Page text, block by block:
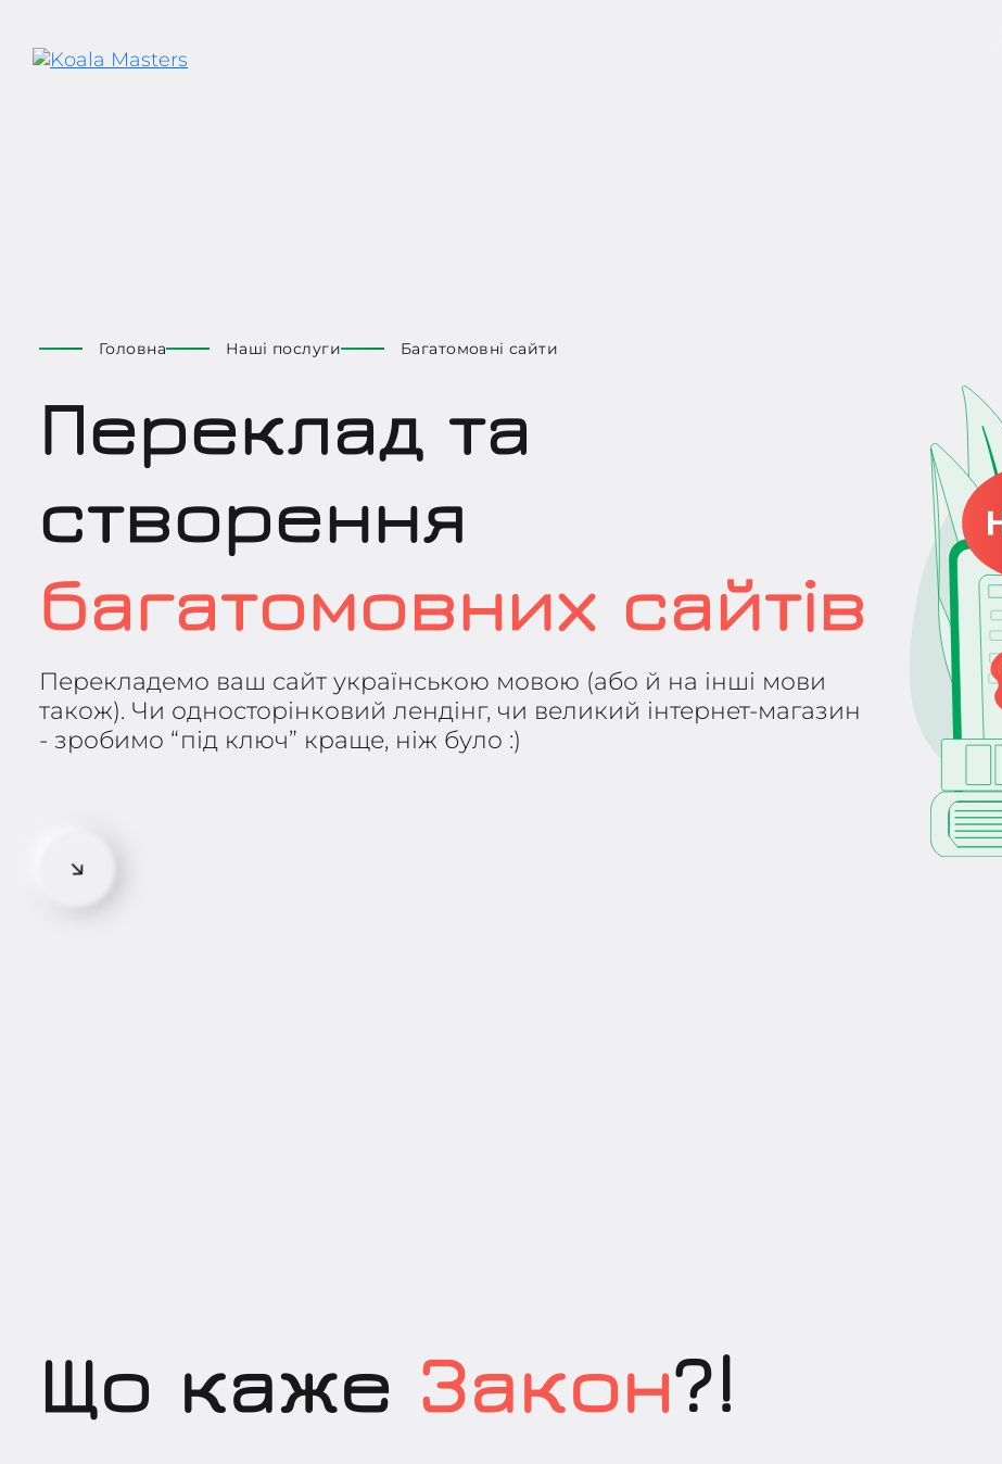
Головна Наші послуги Багатомовні сайти
Переклад та
створення
багатомовних сайтів
Перекладемо ваш сайт українською мовою (або й на інші мови
також). Чи односторінковий лендінг, чи великий інтернет-магазин
- зробимо “під ключ” краще, ніж було :)
Що каже Закон?!